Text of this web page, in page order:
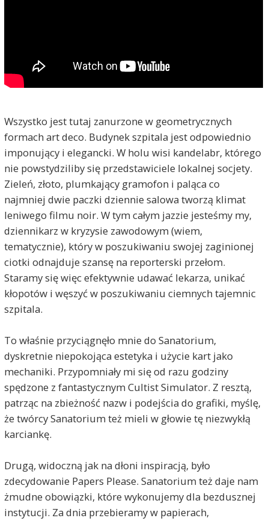
Wszystko jest tutaj zanurzone w geometrycznych
formach art deco. Budynek szpitala jest odpowiednio
imponujący i elegancki. W holu wisi kandelabr, którego
nie powstydziliby się przedstawiciele lokalnej socjety.
Zieleń, złoto, plumkający gramofon i paląca co
najmniej dwie paczki dziennie salowa tworzą klimat
leniwego filmu noir. W tym całym jazzie jesteśmy my,
dziennikarz w kryzysie zawodowym (wiem,
tematycznie), który w poszukiwaniu swojej zaginionej
ciotki odnajduje szansę na reporterski przełom.
Staramy się więc efektywnie udawać lekarza, unikać
kłopotów i węszyć w poszukiwaniu ciemnych tajemnic
szpitala.
To właśnie przyciągnęło mnie do Sanatorium,
dyskretnie niepokojąca estetyka i użycie kart jako
mechaniki. Przypomniały mi się od razu godziny
spędzone z fantastycznym Cultist Simulator. Z resztą,
patrząc na zbieżność nazw i podejścia do grafiki, myślę,
że twórcy Sanatorium też mieli w głowie tę niezwykłą
karciankę.
Drugą, widoczną jak na dłoni inspiracją, było
zdecydowanie Papers Please. Sanatorium też daje nam
żmudne obowiązki, które wykonujemy dla bezdusznej
instytucji. Za dnia przebieramy w papierach,